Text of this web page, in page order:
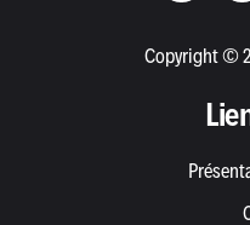
Copyright ©